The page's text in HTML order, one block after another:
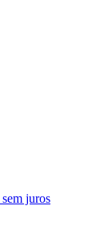
sem juros